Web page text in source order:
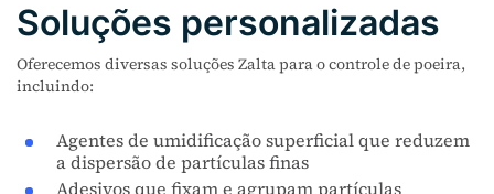
Soluções personalizadas
Oferecemos diversas soluções Zalta para o controle de poeira,
incluindo:
Agentes de umidificação superficial que reduzem
a dispersão de partículas finas
Adesivos que fixam e agrupam partículas